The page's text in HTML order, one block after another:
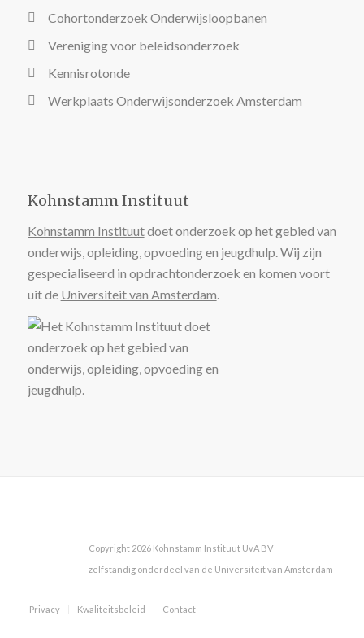
Cohortonderzoek Onderwijsloopbanen
Vereniging voor beleidsonderzoek
Kennisrotonde
Werkplaats Onderwijsonderzoek Amsterdam
Kohnstamm Instituut
Kohnstamm Instituutdoet onderzoek op het gebied van
onderwijs, opleiding, opvoeding en jeugdhulp. Wij zijn
gespecialiseerd in opdrachtonderzoek en komen voort
uit de Universiteit van Amsterdam.
Copyright 2026 Kohnstamm Instituut UvA BV
zelfstandig onderdeel van de Universiteit van Amsterdam
Privacy Kwaliteitsbeleid Contact